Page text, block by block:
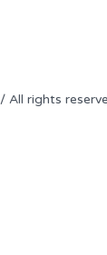
/ All rights